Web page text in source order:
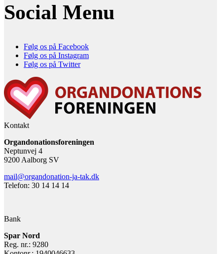
Social Menu
Følg os på Facebook
Følg os på Instagram
Følg os på Twitter
Kontakt
Organdonationsforeningen
Neptunvej 4
9200 Aalborg SV
mail@organdonation-ja-tak.dk
Telefon: 30 14 14 14
Bank
Spar Nord
Reg. nr.: 9280